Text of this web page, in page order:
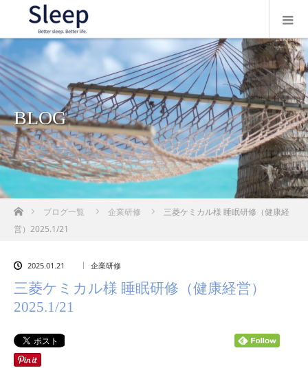
BLOG
ホームブログ一覧 企業研修
三菱ケミカル様 睡眠研修（健康経
営）2025.1/21
2025.01.21 企業研修
三菱ケミカル様 睡眠研修（健康経営）
2025.1/21